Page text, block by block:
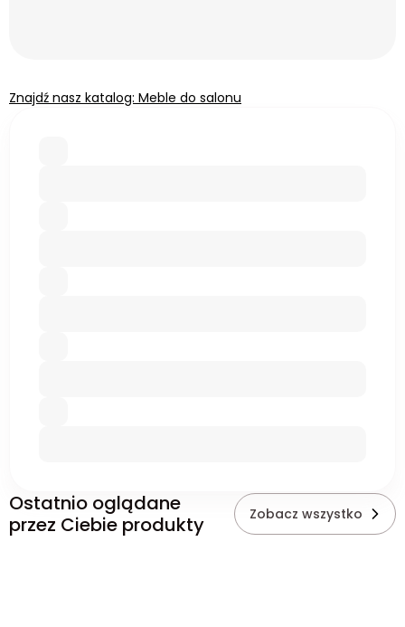
Znajdź nasz katalog: Meble do salonu
Ostatnio oglądane
przez Ciebie produkty
Zobacz wszystko